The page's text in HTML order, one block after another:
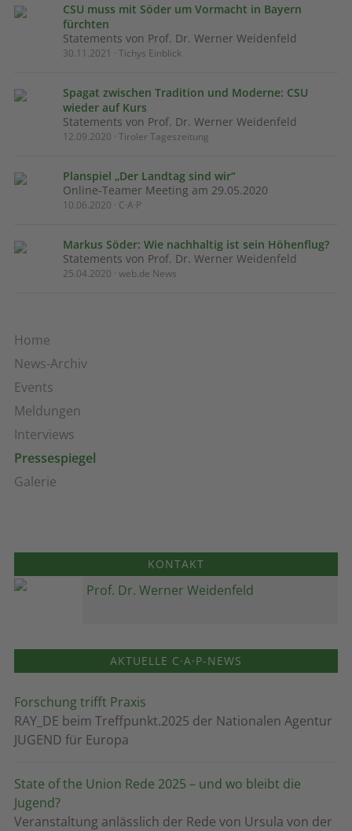
Home
News-Archiv
Events
Meldungen
Interviews
Pressespiegel
Galerie
CSU muss mit Söder um Vormacht in Bayern
fürchten
Statements von Prof. Dr. Werner Weidenfeld
30.11.2021 · Tichys Einblick
Spagat zwischen Tradition und Moderne: CSU
wieder auf Kurs
Statements von Prof. Dr. Werner Weidenfeld
12.09.2020 · Tiroler Tageszeitung
Planspiel „Der Landtag sind wir“
Online-Teamer Meeting am 29.05.2020
10.06.2020 · C·A·P
Markus Söder: Wie nachhaltig ist sein Höhenflug?
Statements von Prof. Dr. Werner Weidenfeld
25.04.2020 · web.de News
KONTAKT
Prof. Dr. Werner Weidenfeld
AKTUELLE C·A·P-NEWS
Forschung trifft Praxis
RAY_DE beim Treffpunkt.2025 der Nationalen Agentur
JUGEND für Europa
State of the Union Rede 2025 – und wo bleibt die
Jugend?
Veranstaltung anlässlich der Rede von Ursula von der